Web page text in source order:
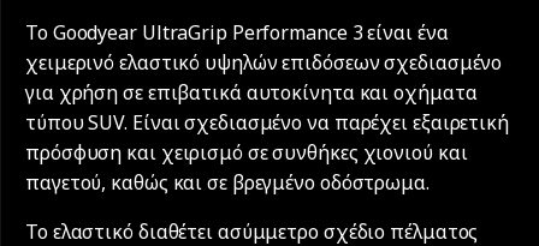
Το Goodyear UltraGrip Performance 3 είναι ένα
χειμερινό ελαστικό υψηλών επιδόσεων σχεδιασμένο
για χρήση σε επιβατικά αυτοκίνητα και οχήματα
τύπου SUV. Είναι σχεδιασμένο να παρέχει εξαιρετική
πρόσφυση και χειρισμό σε συνθήκες χιονιού και
παγετού, καθώς και σε βρεγμένο οδόστρωμα.
Το ελαστικό διαθέτει ασύμμετρο σχέδιο πέλματος